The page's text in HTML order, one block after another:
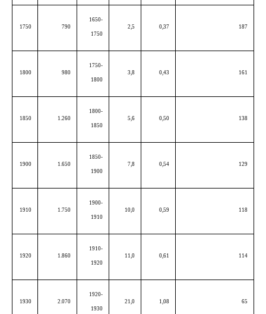
1750 790
1650-
1750
2,5 0,37 187
1800 980
1750-
1800
3,8 0,43 161
1850 1.260
1800-
1850
5,6 0,50 138
1900 1.650
1850-
1900
7,8 0,54 129
1910 1.750
1900-
1910
10,0 0,59 118
1920 1.860
1910-
1920
11,0 0,61 114
1930 2.070
1920-
1930
21,0 1,08 65